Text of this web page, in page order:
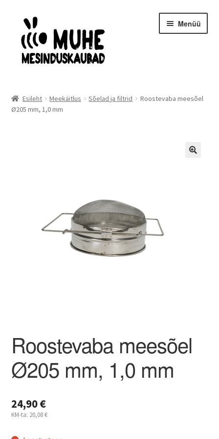
Liigu
navigeerimisele
Liigu
juurde
Menüü
Mesilasemad- ja pered
Meist
Minu konto
Esileht Meekäitlus Sõelad ja filtrid
Roostevaba meesõel
Ø205 mm, 1,0 mm
Roostevaba meesõel
Ø205 mm, 1,0 mm
24,90€
KM-ta: 20,08€